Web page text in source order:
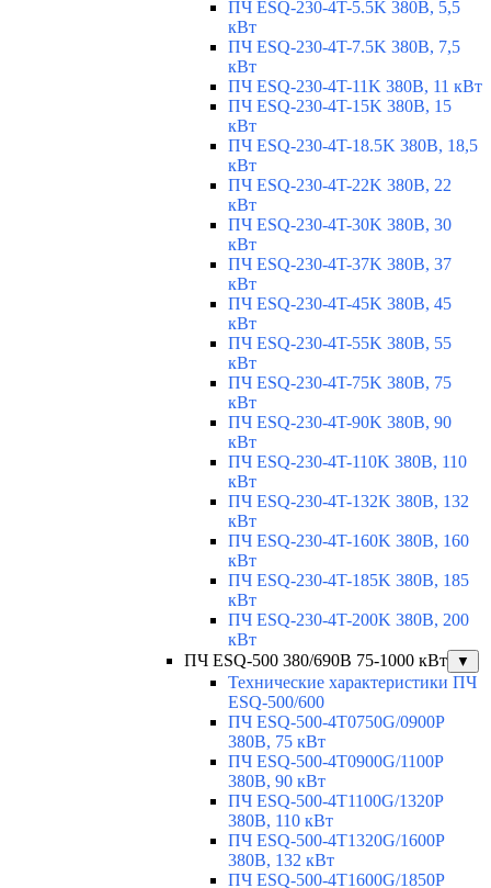
ПЧ ESQ-230-4T-5.5K 380В, 5,5
кВт
ПЧ ESQ-230-4T-7.5K 380В, 7,5
кВт
ПЧ ESQ-230-4T-11K 380В, 11 кВт
ПЧ ESQ-230-4T-15K 380В, 15
кВт
ПЧ ESQ-230-4T-18.5K 380В, 18,5
кВт
ПЧ ESQ-230-4T-22K 380В, 22
кВт
ПЧ ESQ-230-4T-30K 380В, 30
кВт
ПЧ ESQ-230-4T-37K 380В, 37
кВт
ПЧ ESQ-230-4T-45K 380В, 45
кВт
ПЧ ESQ-230-4T-55K 380В, 55
кВт
ПЧ ESQ-230-4T-75K 380В, 75
кВт
ПЧ ESQ-230-4T-90K 380В, 90
кВт
ПЧ ESQ-230-4T-110K 380В, 110
кВт
ПЧ ESQ-230-4T-132K 380В, 132
кВт
ПЧ ESQ-230-4T-160K 380В, 160
кВт
ПЧ ESQ-230-4T-185K 380В, 185
кВт
ПЧ ESQ-230-4T-200K 380В, 200
кВт
ПЧ ESQ-500 380/690В 75-1000 кВт
▼
Технические характеристики ПЧ
ESQ-500/600
ПЧ ESQ-500-4T0750G/0900P
380В, 75 кВт
ПЧ ESQ-500-4T0900G/1100P
380В, 90 кВт
ПЧ ESQ-500-4T1100G/1320P
380В, 110 кВт
ПЧ ESQ-500-4T1320G/1600P
380В, 132 кВт
ПЧ ESQ-500-4T1600G/1850P